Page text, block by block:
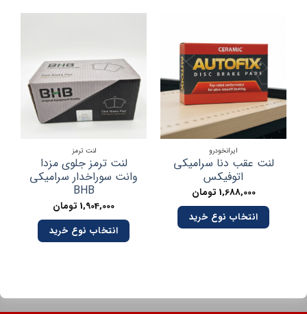
ایرانخودرو
لنت عقب دنا سرامیکی
اتوفیکس
1,688,000تومان
انتخاب نوع خرید
لنت ترمز
لنت ترمز جلوی مزدا
وانت سوراخدار سرامیکی
BHB
1,904,000 تومان
انتخاب نوع خرید